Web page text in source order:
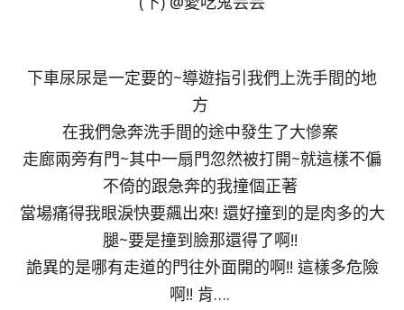
下車尿尿是一定要的~導遊指引我們上洗手間的地
方
在我們急奔洗手間的途中發生了大慘案
走廊兩旁有門~其中一扇門忽然被打開~就這樣不偏
不倚的跟急奔的我撞個正著
當場痛得我眼淚快要飆出來! 還好撞到的是肉多的大
腿~要是撞到臉那還得了啊!!
詭異的是哪有走道的門往外面開的啊!! 這樣多危險
啊!! 肯….